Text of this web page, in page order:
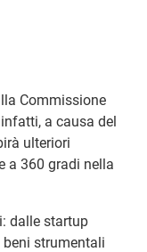
Commissione
a causa del
ulteriori
a 360 gradi nella
dalle startup
beni strumentali